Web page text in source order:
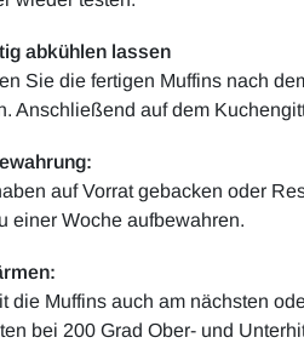
abkühlen lassen
Sie die fertigen Muffins nach
Anschließend auf dem
auf Vorrat gebacken oder
einer Woche aufbewahren.
die Muffins auch am nächsten
bei 200 Grad Ober- und